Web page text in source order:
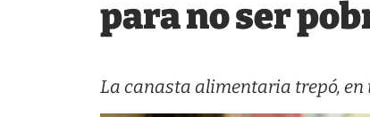
para no ser
La canasta alimentaria trepó, en